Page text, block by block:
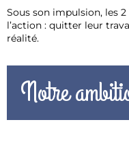
Sous son impulsion, les
l’action : quitter leur
réalité.
Notre